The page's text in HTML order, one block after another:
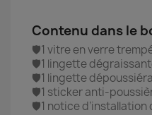
Contenu dans le
🛡️1 vitre en verre
🛡️1 lingette
🛡️1 lingette
🛡️1 sticker anti-
🛡️1 notice